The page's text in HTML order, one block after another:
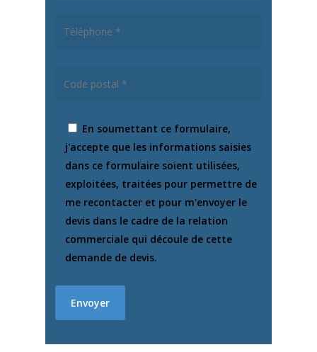
En soumettant ce formulaire,
j'accepte que les informations saisies
dans ce formulaire soient utilisées,
exploitées, traitées pour permettre de
me recontacter et pour m'envoyer le
devis dans le cadre de la relation
commerciale qui découle de cette
demande de devis.